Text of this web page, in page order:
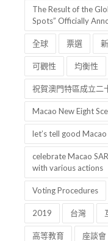
The Result of the
Spots” Officially
全球 票選
可觀性 均衡性
祝賀澳門特區成立二
Macao New Eight
let’s tell good
celebrate Macao
with various actions
Voting Procedures
2019 台灣
高等教育 座談會